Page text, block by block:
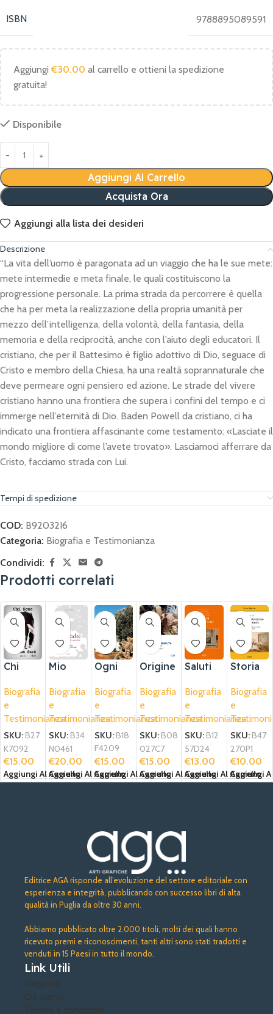
ISBN 9788895089591
Aggiungi€30.00 al carrello e ottieni la spedizione
gratuita!
Disponibile
Aggiungi Al Carrello
Acquista Ora
Aggiungi alla lista dei desideri
Descrizione
“La vita dell’uomo è paragonata ad un viaggio che ha le sue mete:
mete intermedie e meta finale, le quali costituiscono la
progressione personale. La prima strada da percorrere è quella
che ha per meta la realizzazione della propria umanità per
mezzo dell’intelligenza, della volontà, della fantasia, della
memoria e della reciprocità, anche con l’aiuto degli educatori. Il
cristiano, che per il Battesimo è figlio adottivo di Dio, seguace di
Cristo e membro della Chiesa, ha una realtà soprannaturale che
deve permeare ogni pensiero ed azione. Le strade del vivere
cristiano hanno una frontiera che supera i confini del tempo e ci
immerge nell’eternità di Dio. Baden Powell da cristiano, ci ha
indicato una frontiera affascinante come testamento: «Lasciate il
mondo migliore di come l’avete trovato». Lasciamoci afferrare da
Cristo, facciamo strada con Lui.
Tempi di spedizione
COD: B92032I6
Categoria: Biografia e Testimonianza
Condividi:
Prodotti correlati
Chi
chi non
sarò
Biografia
e
Testimonianza
SKU: B27
K7092
€15.00
Aggiungi Al Carrello
Mio
Biografia
e
Testimonianza
SKU: B34
N0461
€20.00
Aggiungi Al Carrello
Ogni
geneal
ogico
ha i
suoi
testimo
ni
Biografia
e
Testimonianza
SKU: B18
F4209
€15.00
Aggiungi Al Carrello
Origine
original
ità
Biografia
e
Testimonianza
SKU: B08
027C7
€15.00
Aggiungi Al Carrello
Saluti
Coregg
ia
(Parte
III)
Biografia
e
Testimonianza
SKU: B12
57D24
€13.00
Aggiungi Al Carrello
Storia
uzione
a
Locoro
tondo
Biografia
e
SKU: B47
270P1
€10.00
Aggiungi
Editrice AGA risponde all’evoluzione del settore editoriale con
esperienza e integrità, pubblicando con successo libri di alta
qualità in Puglia da oltre 30 anni.
Abbiamo pubblicato oltre 2.000 titoli, molti dei quali hanno
ricevuto premi e riconoscimenti, tanti altri sono stati tradotti e
venduti in 15 Paesi in tutto il mondo.
Link Utili
Negozio
Chi siamo
Termini e condizioni